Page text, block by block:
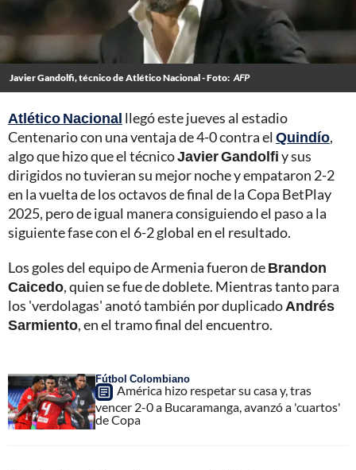
Javier Gandolfi, técnico de Atlético Nacional - Foto: AFP
Atlético Nacional llegó este jueves al estadio
Centenario con una ventaja de 4-0 contra el Quindío,
algo que hizo que el técnicoJavier Gandolfiy sus
dirigidos no tuvieran su mejor noche y empataron 2-2
en la vuelta de los octavos de final de la Copa BetPlay
2025, pero de igual manera consiguiendo el paso a la
siguiente fase con el 6-2 global en el resultado.
Los goles del equipo de Armenia fueron deBrandon
Caicedo, quien se fue de doblete. Mientras tanto para
los 'verdolagas' anotó también por duplicadoAndrés
Sarmiento, en el tramo final del encuentro.
Fútbol Colombiano
América hizo respetar su casa y, tras
vencer 2-0 a Bucaramanga, avanzó a 'cuartos'
de Copa